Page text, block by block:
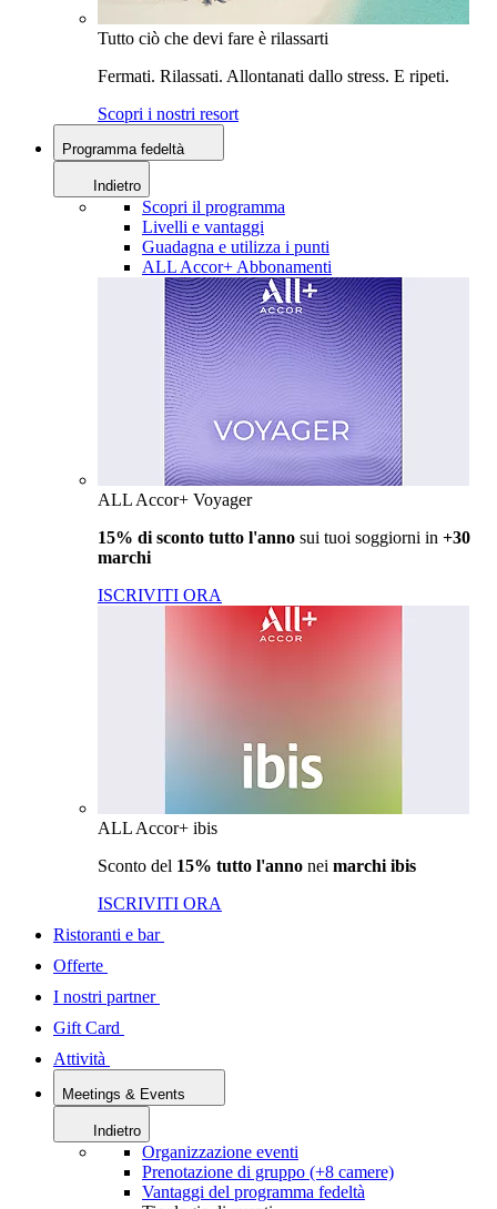
Tutto ciò che devi fare è rilassarti
Fermati. Rilassati. Allontanati dallo stress. E ripeti.
Scopri i nostri resort
Programma fedeltà
Indietro
Scopri il programma
Livelli e vantaggi
Guadagna e utilizza i punti
ALL Accor+ Abbonamenti
ALL Accor+ Voyager
15% di sconto tutto l'anno sui tuoi soggiorni in +30
marchi
ISCRIVITI ORA
ALL Accor+ ibis
Sconto del 15% tutto l'anno nei marchi ibis
ISCRIVITI ORA
Ristoranti e bar
Offerte
I nostri partner
Gift Card
Attività
Meetings & Events
Indietro
Organizzazione eventi
Prenotazione di gruppo (+8 camere)
Vantaggi del programma fedeltà